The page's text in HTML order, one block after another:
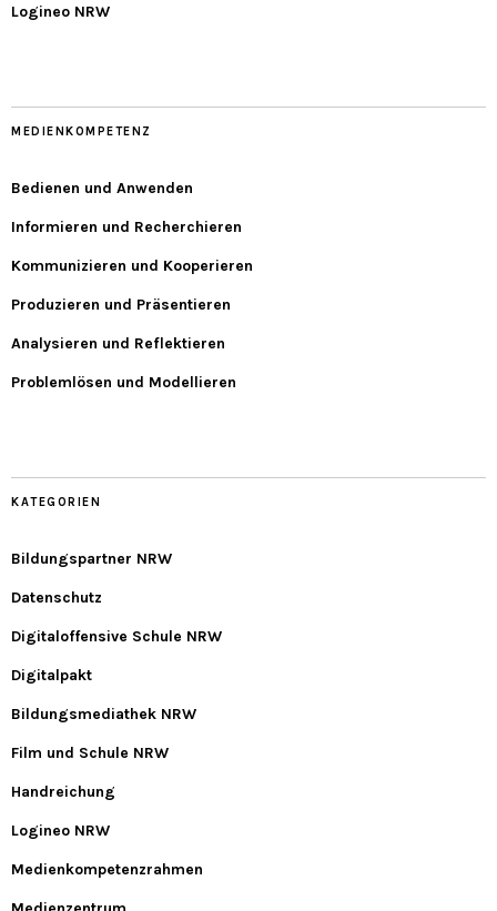
Logineo NRW
MEDIENKOMPETENZ
Bedienen und Anwenden
Informieren und Recherchieren
Kommunizieren und Kooperieren
Produzieren und Präsentieren
Analysieren und Reflektieren
Problemlösen und Modellieren
KATEGORIEN
Bildungspartner NRW
Datenschutz
Digitaloffensive Schule NRW
Digitalpakt
Bildungsmediathek NRW
Film und Schule NRW
Handreichung
Logineo NRW
Medienkompetenzrahmen